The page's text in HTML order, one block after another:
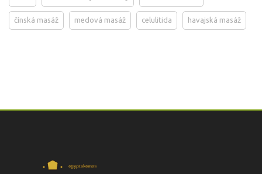
čínská masáž medová masáž celulitida havajská masáž